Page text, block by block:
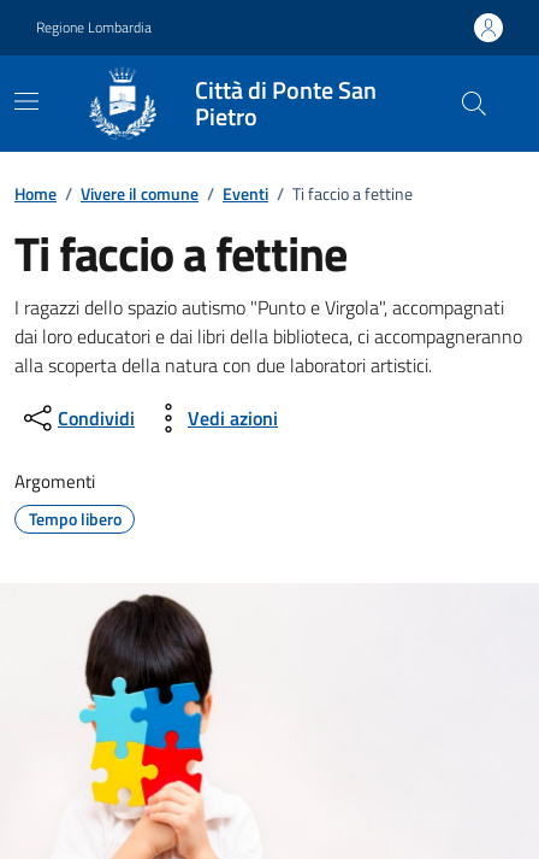
Regione Lombardia
Città di Ponte San
Pietro
Home / Vivere il comune / Eventi / Ti faccio a fettine
Ti faccio a fettine
Dettagli della notizia
I ragazzi dello spazio autismo "Punto e Virgola", accompagnati
dai loro educatori e dai libri della biblioteca, ci accompagneranno
alla scoperta della natura con due laboratori artistici.
Condividi
Vedi azioni
Argomenti
Tempo libero